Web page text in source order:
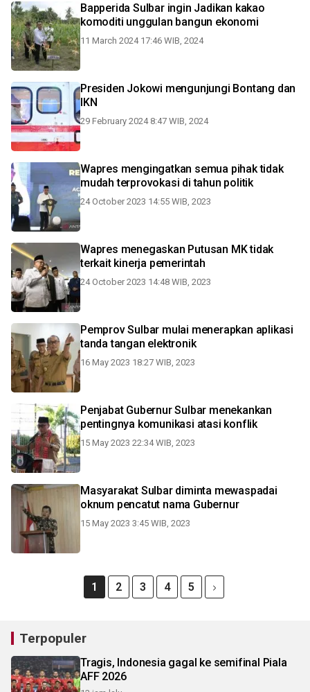
Bapperida Sulbar ingin Jadikan kakao
komoditi unggulan bangun ekonomi
11 March 2024 17:46 WIB, 2024
Presiden Jokowi mengunjungi Bontang dan
IKN
29 February 2024 8:47 WIB, 2024
Wapres mengingatkan semua pihak tidak
mudah terprovokasi di tahun politik
24 October 2023 14:55 WIB, 2023
Wapres menegaskan Putusan MK tidak
terkait kinerja pemerintah
24 October 2023 14:48 WIB, 2023
Pemprov Sulbar mulai menerapkan aplikasi
tanda tangan elektronik
16 May 2023 18:27 WIB, 2023
Penjabat Gubernur Sulbar menekankan
pentingnya komunikasi atasi konflik
15 May 2023 22:34 WIB, 2023
Masyarakat Sulbar diminta mewaspadai
oknum pencatut nama Gubernur
15 May 2023 3:45 WIB, 2023
1 2 3 4 5
Terpopuler
Tragis, Indonesia gagal ke semifinal Piala
AFF 2026